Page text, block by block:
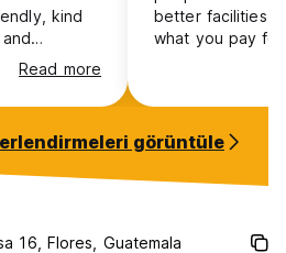
kind
and simple,
no frills but
chilled
is a nice
what more
Read more
better facilities
what you pay for
görüntüle
16, Flores, Guatemala